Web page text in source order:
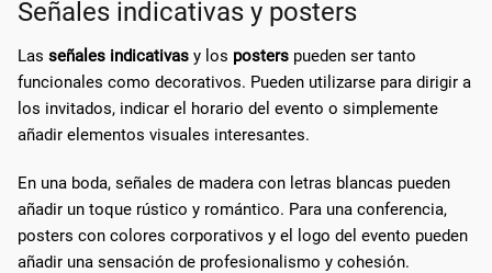
Señales indicativas y posters
Las señales indicativas y los posters pueden ser tanto
funcionales como decorativos. Pueden utilizarse para dirigir a
los invitados, indicar el horario del evento o simplemente
añadir elementos visuales interesantes.
En una boda, señales de madera con letras blancas pueden
añadir un toque rústico y romántico. Para una conferencia,
posters con colores corporativos y el logo del evento pueden
añadir una sensación de profesionalismo y cohesión.